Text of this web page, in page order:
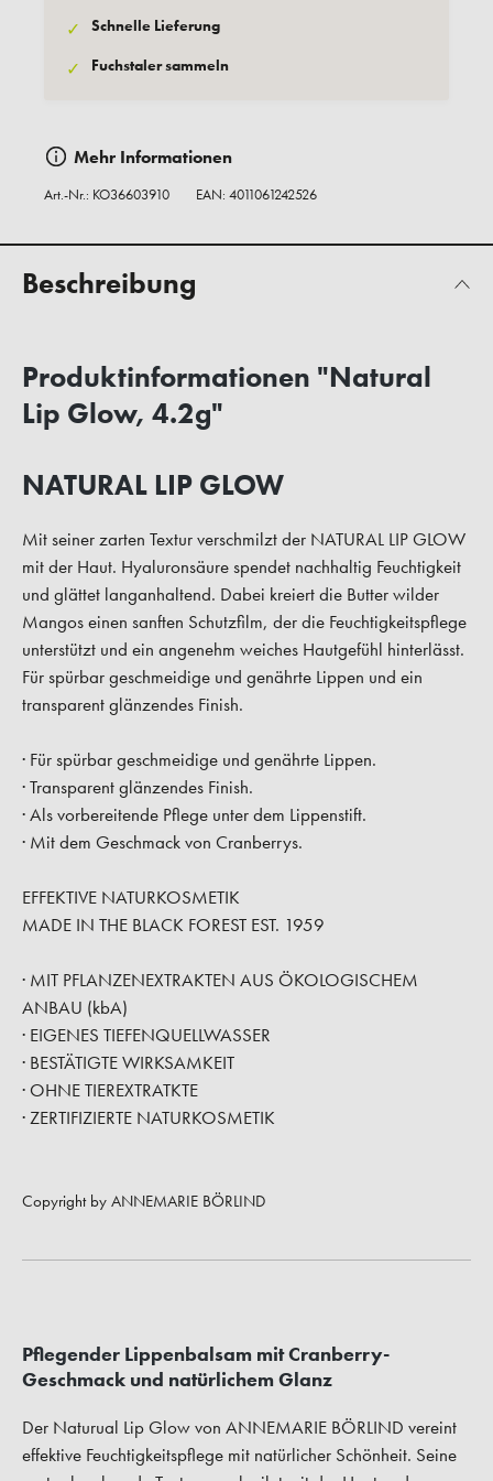
✓
Schnelle Lieferung
✓ Fuchstaler sammeln
Mehr Informationen
Art.-Nr.: KO36603910 EAN: 4011061242526
Beschreibung
Produktinformationen "Natural
Lip Glow, 4.2g"
NATURAL LIP GLOW
Mit seiner zarten Textur verschmilzt der NATURAL LIP GLOW
mit der Haut. Hyaluronsäure spendet nachhaltig Feuchtigkeit
und glättet langanhaltend. Dabei kreiert die Butter wilder
Mangos einen sanften Schutzfilm, der die Feuchtigkeitspflege
unterstützt und ein angenehm weiches Hautgefühl hinterlässt.
Für spürbar geschmeidige und genährte Lippen und ein
transparent glänzendes Finish.
· Für spürbar geschmeidige und genährte Lippen.
· Transparent glänzendes Finish.
· Als vorbereitende Pflege unter dem Lippenstift.
· Mit dem Geschmack von Cranberrys.
EFFEKTIVE NATURKOSMETIK
MADE IN THE BLACK FOREST EST. 1959
· MIT PFLANZENEXTRAKTEN AUS ÖKOLOGISCHEM
ANBAU (kbA)
· EIGENES TIEFENQUELLWASSER
· BESTÄTIGTE WIRKSAMKEIT
· OHNE TIEREXTRATKTE
· ZERTIFIZIERTE NATURKOSMETIK
Copyright by ANNEMARIE BÖRLIND
Pflegender Lippenbalsam mit Cranberry-
Geschmack und natürlichem Glanz
Der Naturual Lip Glow von ANNEMARIE BÖRLIND vereint
effektive Feuchtigkeitspflege mit natürlicher Schönheit. Seine